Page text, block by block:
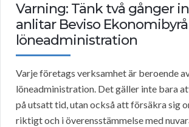
Varning: Tänk två gånger
anlitar Beviso
löneadministration
Varje företags verksamhet är beroende
löneadministration. Det gäller inte bara
på utsatt tid, utan också att försäkra sig
riktigt och i överensstämmelse med